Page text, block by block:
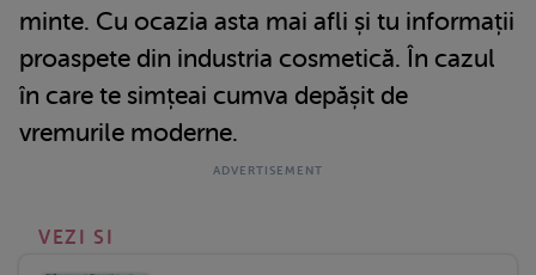
minte. Cu ocazia asta mai afli și tu informații
proaspete din industria cosmetică. În cazul
în care te simțeai cumva depășit de
vremurile moderne.
VEZI SI